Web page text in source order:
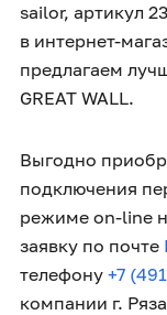
sailor, артикул
в интернет-
предлагаем
GREAT WALL.
Выгодно
подключения
режиме on-line
заявку по почте
телефону +7
компании г.